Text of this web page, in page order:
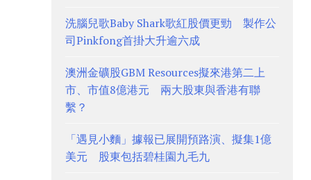
洗腦兒歌Baby Shark歌紅股價更勁 製作公
司Pinkfong首掛大升逾六成
澳洲金礦股GBM Resources擬來港第二上
市、市值8億港元 兩大股東與香港有聯
繫？
「遇見小麵」據報已展開預路演、擬集1億
美元 股東包括碧桂園九毛九